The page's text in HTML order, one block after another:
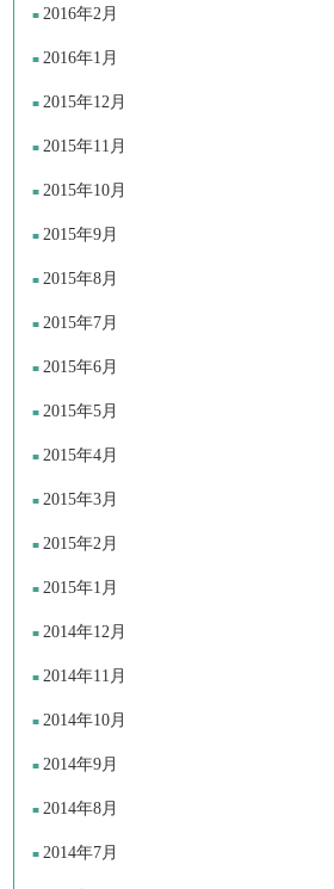
2016年2月
2016年1月
2015年12月
2015年11月
2015年10月
2015年9月
2015年8月
2015年7月
2015年6月
2015年5月
2015年4月
2015年3月
2015年2月
2015年1月
2014年12月
2014年11月
2014年10月
2014年9月
2014年8月
2014年7月